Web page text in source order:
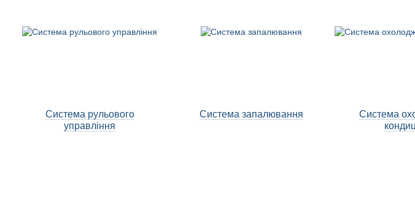
Система рульового
управління
Система запалювання
Система